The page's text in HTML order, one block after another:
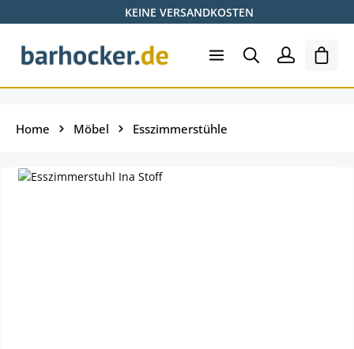
Zum Hauptinhalt springenKEINE VERSANDKOSTEN
Home Möbel Esszimmerstühle